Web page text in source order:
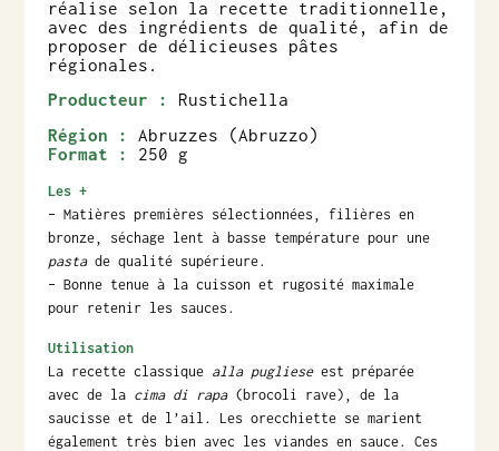
réalise selon la recette traditionnelle,
avec des ingrédients de qualité, afin de
proposer de délicieuses pâtes
régionales.
Producteur :
Rustichella
Région :
Abruzzes (Abruzzo)
Format :
250 g
Les +
– Matières premières sélectionnées, filières en
bronze, séchage lent à basse température pour une
pastade qualité supérieure.
– Bonne tenue à la cuisson et rugosité maximale
pour retenir les sauces.
Utilisation
La recette classique alla puglieseest préparée
avec de la cima di rapa(brocoli rave), de la
saucisse et de l’ail. Les orecchiette se marient
également très bien avec les viandes en sauce. Ces